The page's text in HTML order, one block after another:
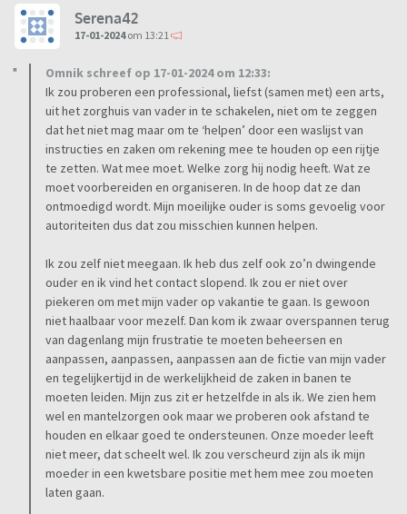
Serena42
17-01-2024om 13:21
Omnik schreef op 17-01-2024 om 12:33:
Ik zou proberen een professional, liefst (samen met) een arts,
uit het zorghuis van vader in te schakelen, niet om te zeggen
dat het niet mag maar om te ‘helpen’ door een waslijst van
instructies en zaken om rekening mee te houden op een rijtje
te zetten. Wat mee moet. Welke zorg hij nodig heeft. Wat ze
moet voorbereiden en organiseren. In de hoop dat ze dan
ontmoedigd wordt. Mijn moeilijke ouder is soms gevoelig voor
autoriteiten dus dat zou misschien kunnen helpen.
Ik zou zelf niet meegaan. Ik heb dus zelf ook zo’n dwingende
ouder en ik vind het contact slopend. Ik zou er niet over
piekeren om met mijn vader op vakantie te gaan. Is gewoon
niet haalbaar voor mezelf. Dan kom ik zwaar overspannen terug
van dagenlang mijn frustratie te moeten beheersen en
aanpassen, aanpassen, aanpassen aan de fictie van mijn vader
en tegelijkertijd in de werkelijkheid de zaken in banen te
moeten leiden. Mijn zus zit er hetzelfde in als ik. We zien hem
wel en mantelzorgen ook maar we proberen ook afstand te
houden en elkaar goed te ondersteunen. Onze moeder leeft
niet meer, dat scheelt wel. Ik zou verscheurd zijn als ik mijn
moeder in een kwetsbare positie met hem mee zou moeten
laten gaan.